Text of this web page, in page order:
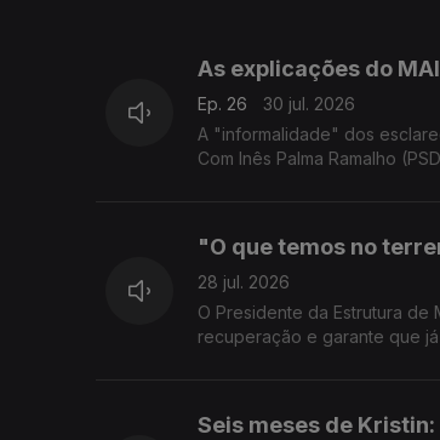
As explicações do
Ep. 26
30 jul. 2026
A "informalidade" dos
Com Inês Palma Ramalho
"O que temos no
28 jul. 2026
O Presidente da Estrutura
recuperação e garante que
Seis meses de